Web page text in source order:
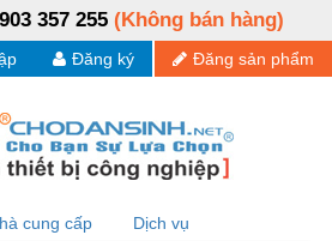
357 255 (Không bán hàng)
Đăng sản phẩm
Đăng ký
cung cấp Dịch vụ